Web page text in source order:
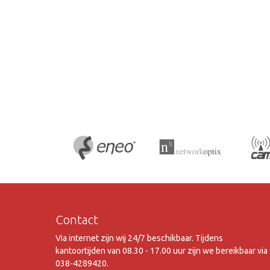
Contact
Via internet zijn wij 24/7 beschikbaar. Tijdens
kantoortijden van 08.30 - 17.00 uur zijn we bereikbaar via
038-4289420.